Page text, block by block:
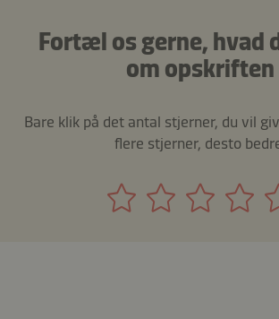
Fortæl os gerne, hvad
om opskriften
Bare klik på det antal stjerner, du vil
flere stjerner, desto